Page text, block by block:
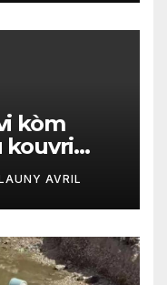
kòm
kouvri
AVRIL